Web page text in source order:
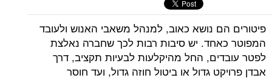
פיטורים הם נושא כאוב, למנהל משאבי האנוש ולעובד
המפוטר כאחד. יש סיבות רבות לכך שחברה נאלצת
לפטר עובדים, החל מהיקלעות לבעיות תקציב, דרך
אבדן פרויקט גדול או ביטול חוזה גדול, ועד חוסר